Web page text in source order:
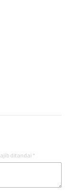
ditandai *